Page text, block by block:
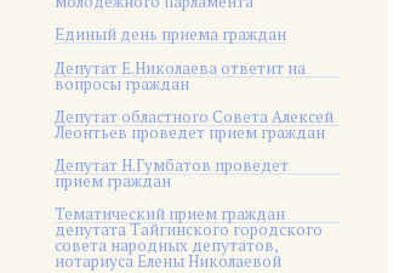
Единый день приема граждан
Депутат Е.Николаева ответит на
вопросы граждан
Депутат областного Совета Алексей
Леонтьев проведет прием граждан
Депутат Н.Гумбатов проведет
прием граждан
Тематический прием граждан
депутата Тайгинского городского
совета народных депутатов,
нотариуса Елены Николаевой